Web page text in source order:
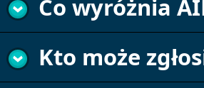
Co wyróżnia
Kto może